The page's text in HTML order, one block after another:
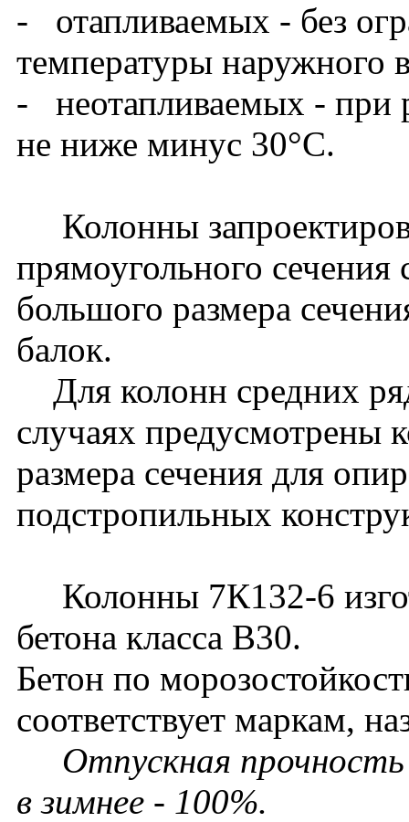
- отапливаемых - без
температуры наружного
- неотапливаемых - при
не ниже минус 30°С.
Колонны
прямоугольного сечения
большого размера
балок.
Для колонн средних
случаях предусмотрены
размера сечения для
подстропильных
Колонны 7К132-6
бетона класса В30.
Бетон по
соответствует маркам,
Отпускная
в зимнее - 100%.